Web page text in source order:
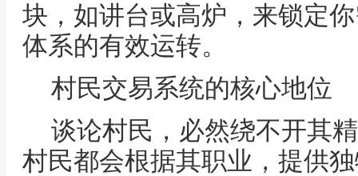
块，如讲台或高炉，来锁定
体系的有效运转。
村民交易系统的核心地位
谈论村民，必然绕不开其
村民都会根据其职业，提供